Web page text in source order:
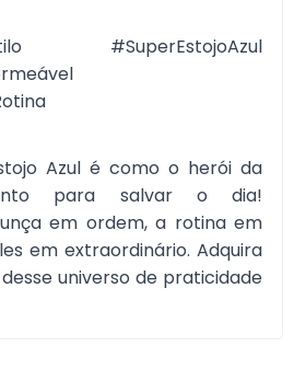
#SuperEstojoAzul
Azul é como o herói da
para salvar o dia!
em ordem, a rotina em
em extraordinário. Adquira
universo de praticidade